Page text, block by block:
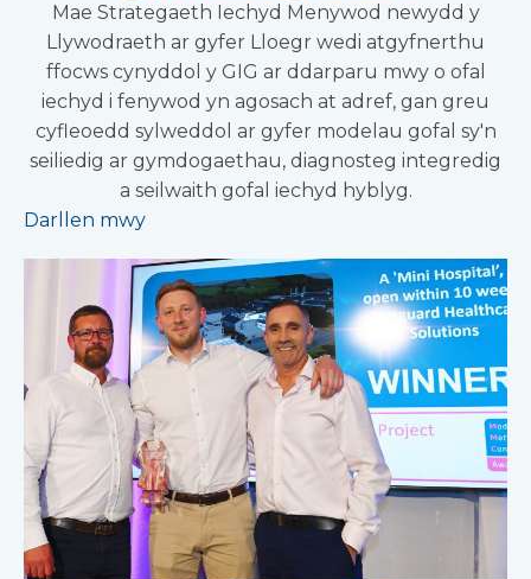
Mae Strategaeth Iechyd Menywod newydd y
Llywodraeth ar gyfer Lloegr wedi atgyfnerthu
ffocws cynyddol y GIG ar ddarparu mwy o ofal
iechyd i fenywod yn agosach at adref, gan greu
cyfleoedd sylweddol ar gyfer modelau gofal sy'n
seiliedig ar gymdogaethau, diagnosteg integredig
a seilwaith gofal iechyd hyblyg.
Darllen mwy